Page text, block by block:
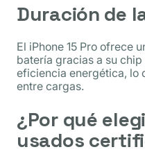
Duración de
El iPhone 15 Pro ofrece
batería gracias a su
eficiencia energética, lo
entre cargas.
¿Por qué
usados